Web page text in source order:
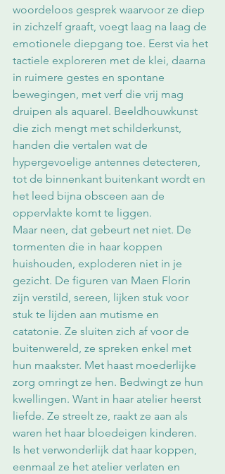
woordeloos gesprek waarvoor ze diep
in zichzelf graaft, voegt laag na laag de
emotionele diepgang toe. Eerst via het
tactiele exploreren met de klei, daarna
in ruimere gestes en spontane
bewegingen, met verf die vrij mag
druipen als aquarel. Beeldhouwkunst
die zich mengt met schilderkunst,
handen die vertalen wat de
hypergevoelige antennes detecteren,
tot de binnenkant buitenkant wordt en
het leed bijna obsceen aan de
oppervlakte komt te liggen.
Maar neen, dat gebeurt net niet. De
tormenten die in haar koppen
huishouden, exploderen niet in je
gezicht. De figuren van Maen Florin
zijn verstild, sereen, lijken stuk voor
stuk te lijden aan mutisme en
catatonie. Ze sluiten zich af voor de
buitenwereld, ze spreken enkel met
hun maakster. Met haast moederlijke
zorg omringt ze hen. Bedwingt ze hun
kwellingen. Want in haar atelier heerst
liefde. Ze streelt ze, raakt ze aan als
waren het haar bloedeigen kinderen.
Is het verwonderlijk dat haar koppen,
eenmaal ze het atelier verlaten en